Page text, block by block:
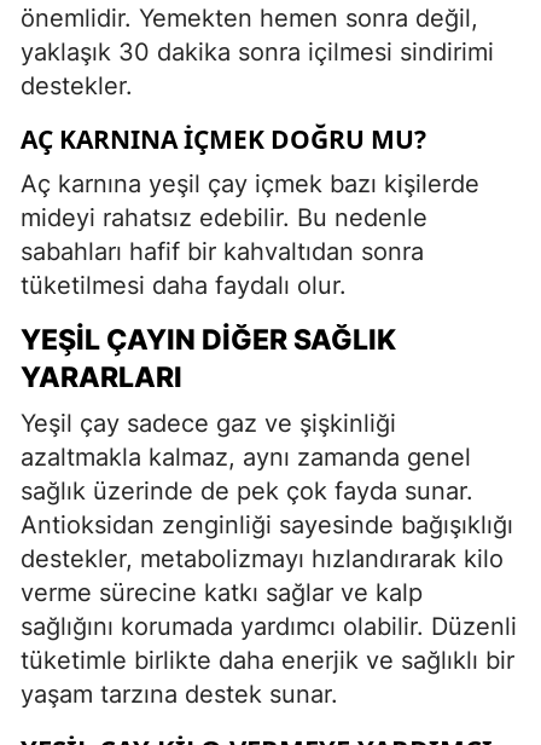
önemlidir. Yemekten hemen sonra değil,
yaklaşık 30 dakika sonra içilmesi sindirimi
destekler.
AÇ KARNINA İÇMEK DOĞRU MU?
Aç karnına yeşil çay içmek bazı kişilerde
mideyi rahatsız edebilir. Bu nedenle
sabahları hafif bir kahvaltıdan sonra
tüketilmesi daha faydalı olur.
YEŞIL ÇAYIN DIĞER SAĞLIK
YARARLARI
Yeşil çay sadece gaz ve şişkinliği
azaltmakla kalmaz, aynı zamanda genel
sağlık üzerinde de pek çok fayda sunar.
Antioksidan zenginliği sayesinde bağışıklığı
destekler, metabolizmayı hızlandırarak kilo
verme sürecine katkı sağlar ve kalp
sağlığını korumada yardımcı olabilir. Düzenli
tüketimle birlikte daha enerjik ve sağlıklı bir
yaşam tarzına destek sunar.